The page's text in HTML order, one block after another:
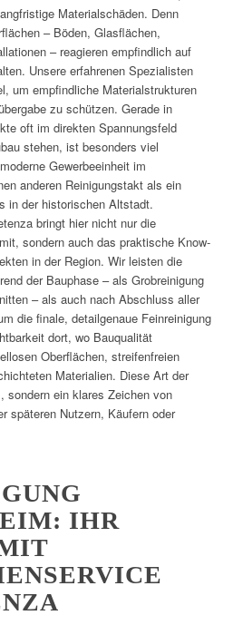
Materialschäden. Denn
– Böden, Glasflächen,
– reagieren empfindlich auf
Unsere erfahrenen Spezialisten
um empfindliche Materialstrukturen
zu schützen. Gerade in
oft im direkten Spannungsfeld
stehen, ist besonders viel
Gewerbeeinheit im
anderen Reinigungstakt als ein
in der historischen Altstadt.
bringt hier nicht nur die
sondern auch das praktische Know-
in der Region. Wir leisten die
der Bauphase – als Grobreinigung
– als auch nach Abschluss aller
die finale, detailgenaue Feinreinigung
dort, wo Bauqualität
Oberflächen, streifenfreien
Materialien. Diese Art der
sondern ein klares Zeichen von
späteren Nutzern, Käufern oder
IHR